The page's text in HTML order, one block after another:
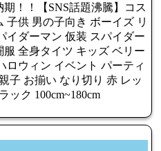
期！！【SNS話題沸騰】コス
子供 男の子向き ボーイズ リ
イダーマン 仮装 スパイダー
服 全身タイツ キッズ ベリー
ロウィン イベント パーティ
子 お揃い なり切り 赤 レッ
ック 100cm~180cm